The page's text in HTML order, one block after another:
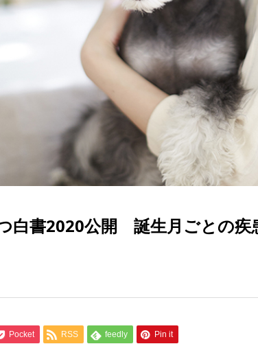
白書2020公開 誕生月ごとの疾
Pocket RSS feedly Pin it